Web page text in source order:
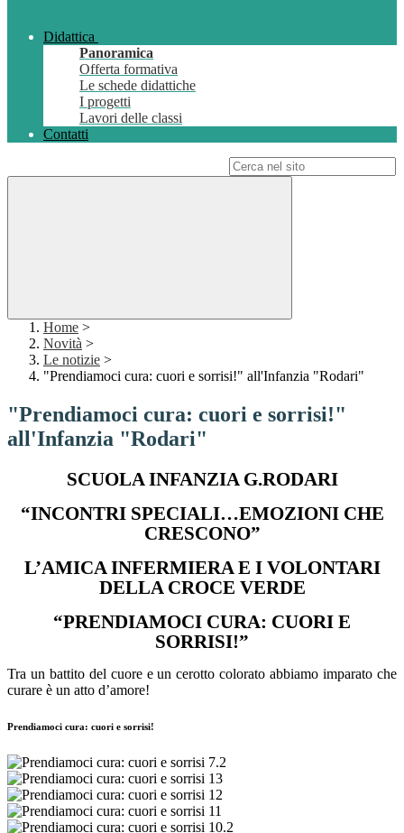
Didattica
Panoramica
Offerta formativa
Le schede didattiche
I progetti
Lavori delle classi
Contatti
Home >
Novità >
Le notizie >
"Prendiamoci cura: cuori e sorrisi!" all'Infanzia "Rodari"
"Prendiamoci cura: cuori e sorrisi!"
all'Infanzia "Rodari"
SCUOLA INFANZIA G.RODARI
“INCONTRI SPECIALI…EMOZIONI CHE
CRESCONO”
L’AMICA INFERMIERA E I VOLONTARI
DELLA CROCE VERDE
“PRENDIAMOCI CURA: CUORI E
SORRISI!”
Tra un battito del cuore e un cerotto colorato abbiamo imparato che
curare è un atto d’amore!
Prendiamoci cura: cuori e sorrisi!